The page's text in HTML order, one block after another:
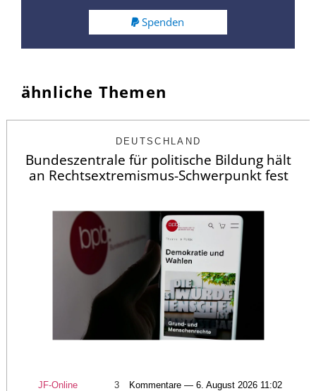
Spenden
ähnliche Themen
DEUTSCHLAND
Bundeszentrale für politische Bildung hält
an Rechtsextremismus-Schwerpunkt fest
JF-Online 3 Kommentare — 6. August 2026 11:02